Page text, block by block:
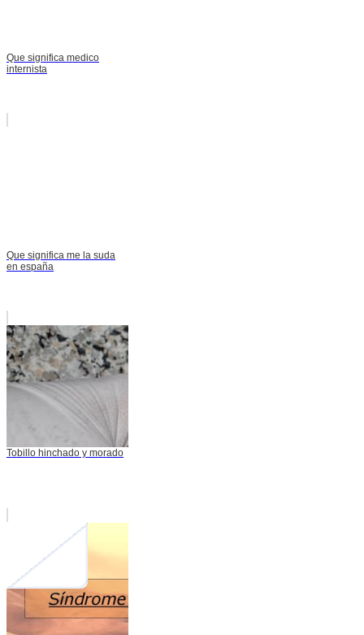
Que significa medico
internista
Que significa me la suda
en españa
Tobillo hinchado y morado